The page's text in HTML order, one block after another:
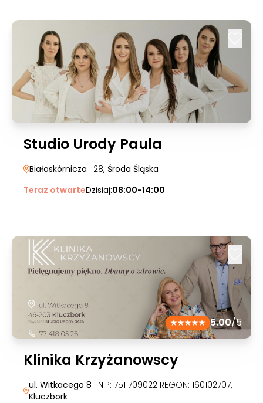
Studio Urody Paula
Białoskórnicza | 28, Środa Śląska
Teraz otwarteDzisiaj:08:00-14:00
5.00/5
Klinika Krzyżanowscy
ul. Witkacego 8 | NIP: 7511709022 REGON: 160102707,
Kluczbork